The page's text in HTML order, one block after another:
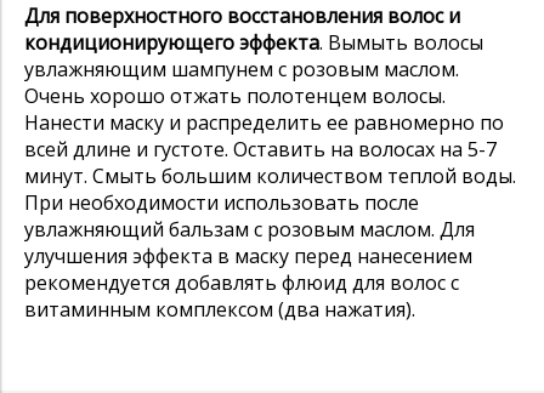
Для поверхностного восстановления волос и
кондиционирующего эффекта. Вымыть волосы
увлажняющим шампунем с розовым маслом.
Очень хорошо отжать полотенцем волосы.
Нанести маску и распределить ее равномерно по
всей длине и густоте. Оставить на волосах на 5-7
минут. Смыть большим количеством теплой воды.
При необходимости использовать после
увлажняющий бальзам с розовым маслом. Для
улучшения эффекта в маску перед нанесением
рекомендуется добавлять флюид для волос с
витаминным комплексом (два нажатия).